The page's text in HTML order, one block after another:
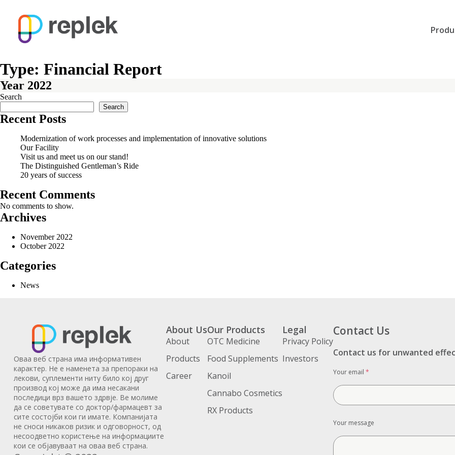
Type: Financial Report
Year 2022
Search
Search
Recent Posts
Modernization of work processes and implementation of innovative solutions
Our Facility
Visit us and meet us on our stand!
The Distinguished Gentleman’s Ride
20 years of success
Recent Comments
No comments to show.
Archives
November 2022
October 2022
Categories
News
Оваа веб страна има информативен
карактер. Не е наменета за препораки на
лекови, суплементи ниту било кој друг
производ кој може да има несакани
последици врз вашето здрвје. Ве молиме
да се советувате со доктор/фармацевт за
сите состојби кои ги имате. Компанијата
не сноси никаков ризик и одговорност, од
несоодветно користење на информациите
кои се објавуваат на оваа веб страна.
About Us
About
Products
Career
Our Products
OTC Medicine
Food Supplements
Kanoil
Cannabo Cosmetics
RX Products
Legal
Privacy Policy
Investors
Contact Us
Contact us for unwanted
Your email *
Your message